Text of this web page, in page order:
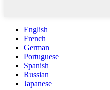
English
French
German
Portuguese
Spanish
Russian
Japanese